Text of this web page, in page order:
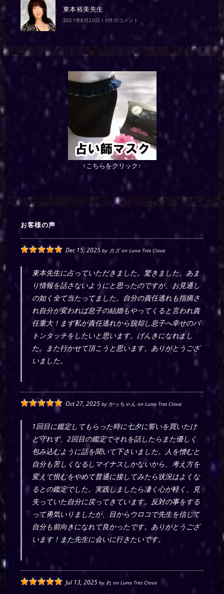
東本裕美先生
2021年8月20日 / 0件のコメント
↑こちらをクリック↑
お客様の声
Dec 15, 2025 by カズonLuna Tres Clova
東本先生に占っていただきました。驚きました、あま
り情報を話さないようにと思ったのですが、お見通し
の如く全て当たってました。自分の責任逃れも指摘さ
れ自分が変われば息子の結婚もやってくると言われ責
任重大！まず私が責任逃れから脱却し息子へ幸せのバ
トンタッチをしたいと思います。げんきになれまし
た。また行かせて頂こうと思います。ありがとうござ
いました。
Oct 27, 2025 by かっちゃん onLuna Tres Clova
1回目に鑑定してもらった時に七夕に誓いを買いたけ
ど守れず、2回目の鑑定でそれを話したらまた優しく
包み込むように話を聞いて下さいました。人を憎むと
自分も苦しくなるしマイナスしかないから、考え方を
変えて恨むをやめて普通に接してみたら状況はよくな
るとの鑑定でした。実践しましたら凄く心が軽く、見
失っていた自分に戻ってきています。反対の事をする
って勇気いりましたが、目からウロコで先生を信じて
自分も前向きになれて良かったです。ありがとうござ
います！また先生に会いに行きたいです。
Jul 13, 2025 byれ onLuna Tres Clova